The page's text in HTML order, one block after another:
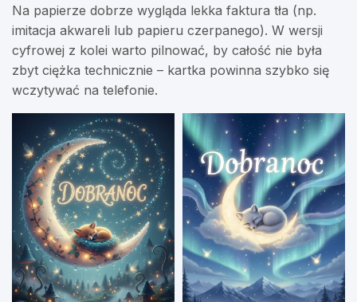
Na papierze dobrze wygląda lekka faktura tła (np.
imitacja akwareli lub papieru czerpanego). W wersji
cyfrowej z kolei warto pilnować, by całość nie była
zbyt ciężka technicznie – kartka powinna szybko się
wczytywać na telefonie.